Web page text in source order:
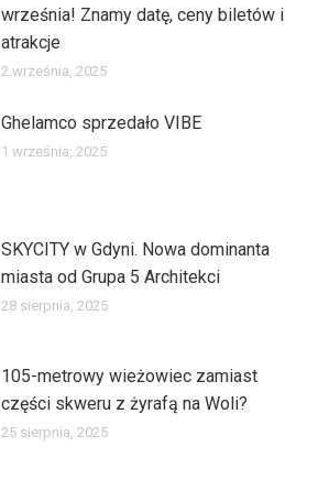
września! Znamy datę, ceny biletów i
atrakcje
2 września, 2025
Ghelamco sprzedało VIBE
1 września, 2025
SKYCITY w Gdyni. Nowa dominanta
miasta od Grupa 5 Architekci
28 sierpnia, 2025
105-metrowy wieżowiec zamiast
części skweru z żyrafą na Woli?
25 sierpnia, 2025